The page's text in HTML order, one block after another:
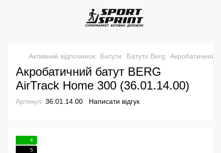
Активний відпочинок Батути Батути Berg Акробатичний
Акробатичний батут BERG
AirTrack Home 300 (36.01.14.00)
Артикул: 36.01.14.00 Написати відгук
4
5